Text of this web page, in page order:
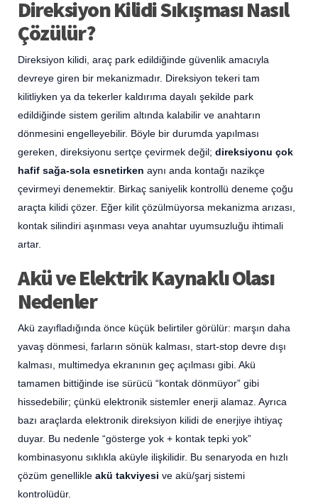
Direksiyon Kilidi Sıkışması Nasıl
Çözülür?
Direksiyon kilidi, araç park edildiğinde güvenlik amacıyla
devreye giren bir mekanizmadır. Direksiyon tekeri tam
kilitliyken ya da tekerler kaldırıma dayalı şekilde park
edildiğinde sistem gerilim altında kalabilir ve anahtarın
dönmesini engelleyebilir. Böyle bir durumda yapılması
gereken, direksiyonu sertçe çevirmek değil; direksiyonu çok
hafif sağa-sola esnetirken aynı anda kontağı nazikçe
çevirmeyi denemektir. Birkaç saniyelik kontrollü deneme çoğu
araçta kilidi çözer. Eğer kilit çözülmüyorsa mekanizma arızası,
kontak silindiri aşınması veya anahtar uyumsuzluğu ihtimali
artar.
Akü ve Elektrik Kaynaklı Olası
Nedenler
Akü zayıfladığında önce küçük belirtiler görülür: marşın daha
yavaş dönmesi, farların sönük kalması, start-stop devre dışı
kalması, multimedya ekranının geç açılması gibi. Akü
tamamen bittiğinde ise sürücü “kontak dönmüyor” gibi
hissedebilir; çünkü elektronik sistemler enerji alamaz. Ayrıca
bazı araçlarda elektronik direksiyon kilidi de enerjiye ihtiyaç
duyar. Bu nedenle “gösterge yok + kontak tepki yok”
kombinasyonu sıklıkla aküyle ilişkilidir. Bu senaryoda en hızlı
çözüm genellikle akü takviyesi ve akü/şarj sistemi
kontrolüdür.